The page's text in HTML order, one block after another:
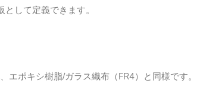
して定義できます。
ポキシ樹脂/ガラス織布（FR4）と同様です。